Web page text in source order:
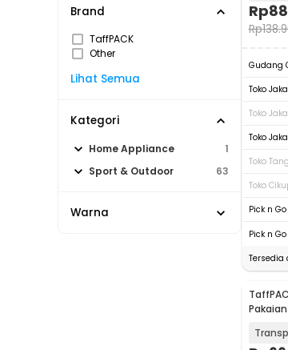
Brand
TaffPACK
Other
Lihat Semua
Kategori
Home Appliance
1
Sport & Outdoor
63
Warna
Rp
Rp
Gudang
Toko
Toko
Toko
Toko
Toko
Pick n
Pick n
Tersedia